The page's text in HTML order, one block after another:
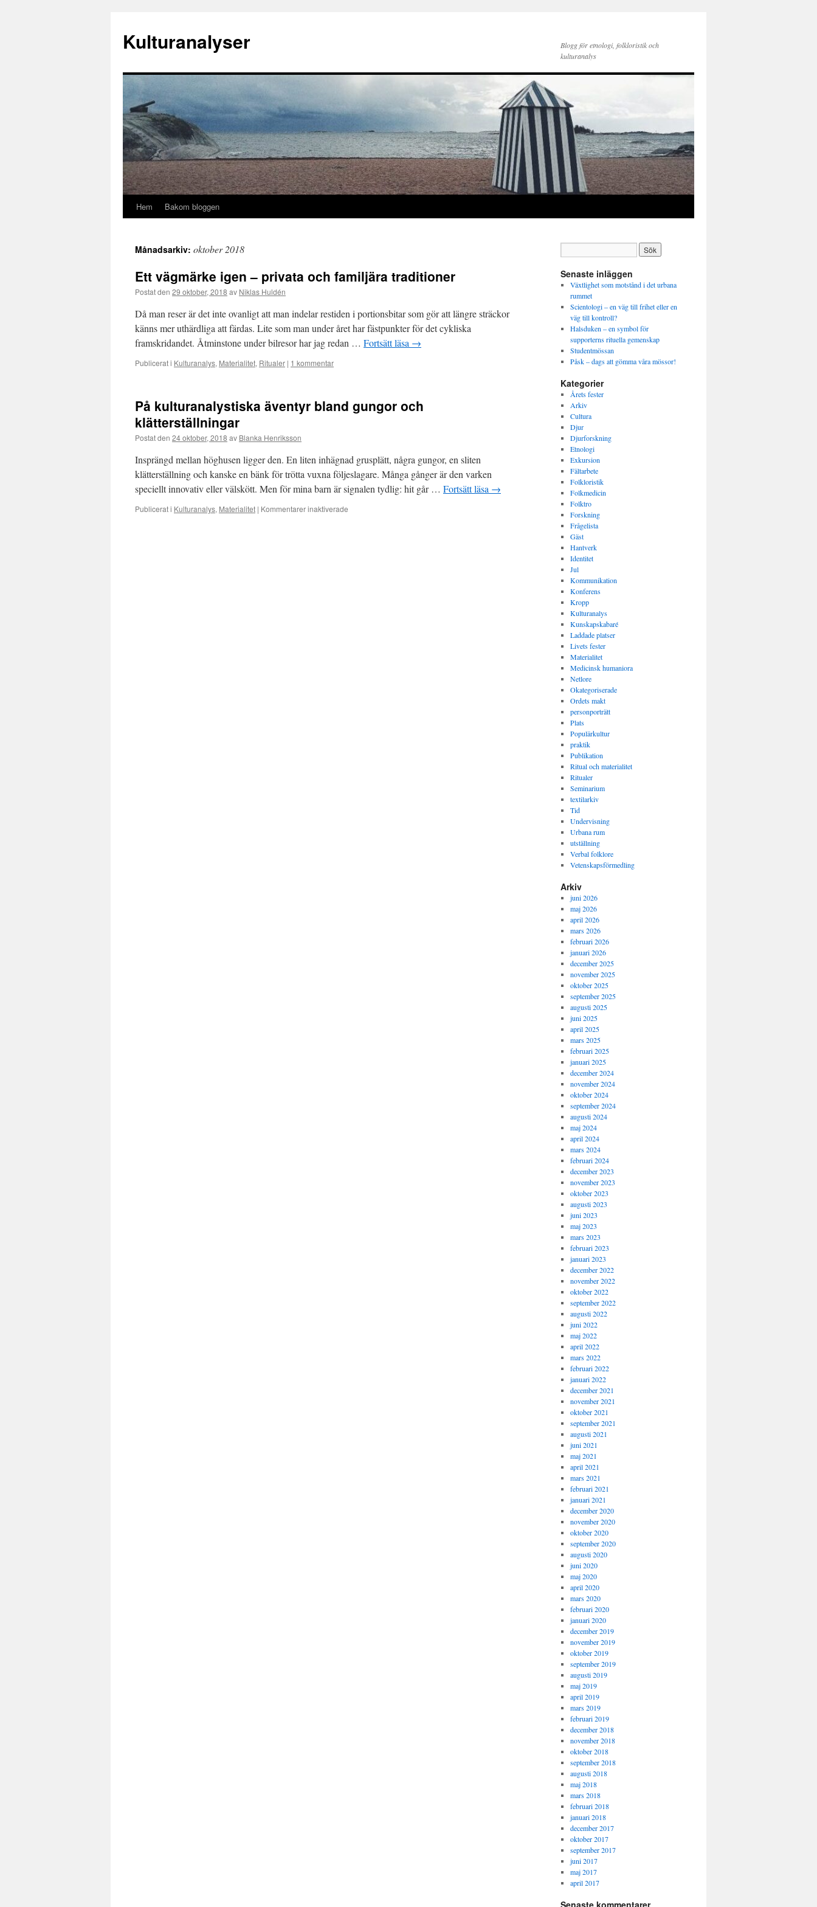
innehåll
Kulturanalyser
Blogg för etnologi, folkloristik och
kulturanalys
Hem Bakom bloggen
Månadsarkiv: oktober 2018
Ett vägmärke igen – privata och familjära traditioner
Postat den 29 oktober, 2018 av Niklas Huldén
Då man reser är det inte ovanligt att man indelar restiden i portionsbitar som gör att längre sträckor
känns mer uthärdliga att färdas. Lite som man under året har fästpunkter för det cykliska
framskridandet. Åtminstone under bilresor har jag redan … Fortsätt läsa →
Publicerat i Kulturanalys, Materialitet, Ritualer | 1 kommentar
På kulturanalystiska äventyr bland gungor och
klätterställningar
Postat den 24 oktober, 2018 av Blanka Henriksson
Insprängd mellan höghusen ligger den. En liten inhägnad grusplätt, några gungor, en sliten
klätterställning och kanske en bänk för trötta vuxna följeslagare. Många gånger är den varken
speciellt innovativ eller välskött. Men för mina barn är signalen tydlig: hit går … Fortsätt läsa →
Publicerat i Kulturanalys, Materialitet | Kommentarer inaktiverade
Senaste inläggen
Växtlighet som motstånd i det urbana
rummet
Scientologi – en väg till frihet eller en
väg till kontroll?
Halsduken – en symbol för
supporterns rituella gemenskap
Studentmössan
Påsk – dags att gömma våra mössor!
Kategorier
Årets fester
Arkiv
Cultura
Djur
Djurforskning
Etnologi
Exkursion
Fältarbete
Folkloristik
Folkmedicin
Folktro
Forskning
Frågelista
Gäst
Hantverk
Identitet
Jul
Kommunikation
Konferens
Kropp
Kulturanalys
Kunskapskabaré
Laddade platser
Livets fester
Materialitet
Medicinsk humaniora
Netlore
Okategoriserade
Ordets makt
personporträtt
Plats
Populärkultur
praktik
Publikation
Ritual och materialitet
Ritualer
Seminarium
textilarkiv
Tid
Undervisning
Urbana rum
utställning
Verbal folklore
Vetenskapsförmedling
Arkiv
juni 2026
maj 2026
april 2026
mars 2026
februari 2026
januari 2026
december 2025
november 2025
oktober 2025
september 2025
augusti 2025
juni 2025
april 2025
mars 2025
februari 2025
januari 2025
december 2024
november 2024
oktober 2024
september 2024
augusti 2024
maj 2024
april 2024
mars 2024
februari 2024
december 2023
november 2023
oktober 2023
augusti 2023
juni 2023
maj 2023
mars 2023
februari 2023
januari 2023
december 2022
november 2022
oktober 2022
september 2022
augusti 2022
juni 2022
maj 2022
april 2022
mars 2022
februari 2022
januari 2022
december 2021
november 2021
oktober 2021
september 2021
augusti 2021
juni 2021
maj 2021
april 2021
mars 2021
februari 2021
januari 2021
december 2020
november 2020
oktober 2020
september 2020
augusti 2020
juni 2020
maj 2020
april 2020
mars 2020
februari 2020
januari 2020
december 2019
november 2019
oktober 2019
september 2019
augusti 2019
maj 2019
april 2019
mars 2019
februari 2019
december 2018
november 2018
oktober 2018
september 2018
augusti 2018
maj 2018
mars 2018
februari 2018
januari 2018
december 2017
oktober 2017
september 2017
juni 2017
maj 2017
april 2017
Senaste kommentarer